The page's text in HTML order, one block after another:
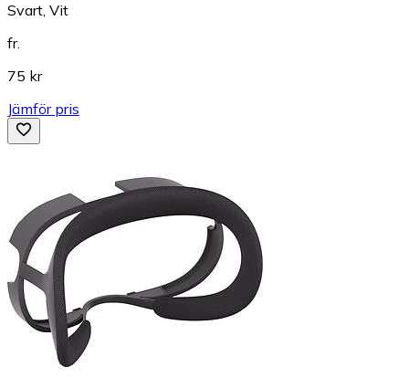
Svart, Vit
fr.
75 kr
Jämför pris